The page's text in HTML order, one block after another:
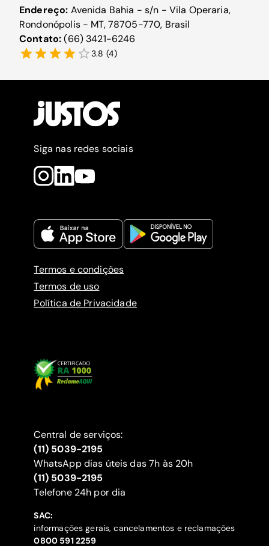
Endereço: Avenida Bahia - s/n - Vila Operaria,
Rondonópolis - MT, 78705-770, Brasil
Contato:(66) 3421-6246
3.8 (4)
Siga nas redes sociais
Termos e condições
Termos de uso
Política de Privacidade
Central de serviços:
(11) 5039-2195
WhatsApp dias úteis das 7h às 20h
(11) 5039-2195
‍Telefone 24h por dia
SAC:
informações gerais, cancelamentos e reclamações
‍0800 591 2259